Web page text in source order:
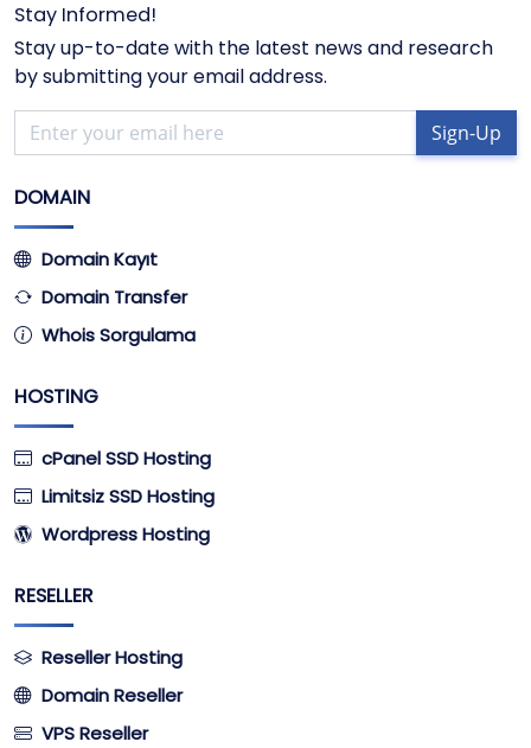
Stay Informed!
Stay up-to-date with the latest news and research
by submitting your email address.
Sign-Up
DOMAIN
Domain Kayıt
Domain Transfer
Whois Sorgulama
HOSTING
cPanel SSD Hosting
Limitsiz SSD Hosting
Wordpress Hosting
RESELLER
Reseller Hosting
Domain Reseller
VPS Reseller